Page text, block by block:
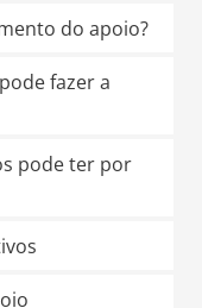
do apoio?
fazer a
pode ter por